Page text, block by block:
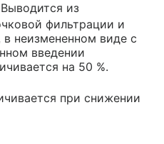
из
фильтрации и
в неизмененном виде с
введении
на 50 %.
при снижении